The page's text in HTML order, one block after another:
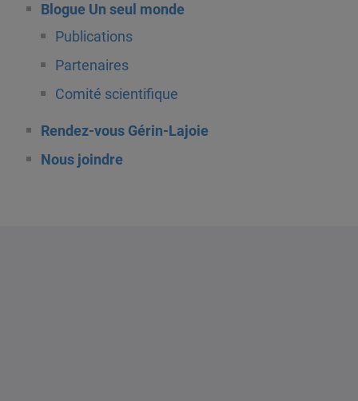
Blogue Un seul monde
Publications
Partenaires
Comité scientifique
Rendez-vous Gérin-Lajoie
Nous joindre